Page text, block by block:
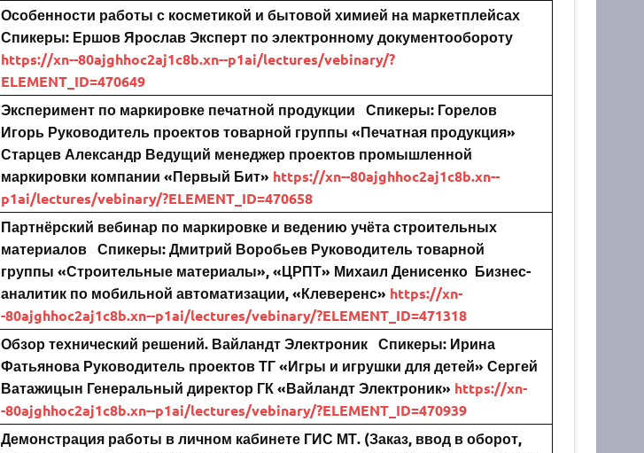
Особенности работы с косметикой и бытовой химией на маркетплейсах
Спикеры: Ершов Ярослав Эксперт по электронному документообороту
https://xn--80ajghhoc2aj1c8b.xn--p1ai/lectures/vebinary/?
ELEMENT_ID=470649
Эксперимент по маркировке печатной продукции Спикеры: Горелов
Игорь Руководитель проектов товарной группы «Печатная продукция»
Старцев Александр Ведущий менеджер проектов промышленной
маркировки компании «Первый Бит» https://xn--80ajghhoc2aj1c8b.xn--
p1ai/lectures/vebinary/?ELEMENT_ID=470658
Партнёрский вебинар по маркировке и ведению учёта строительных
материалов Спикеры: Дмитрий Воробьев Руководитель товарной
группы «Строительные материалы», «ЦРПТ» Михаил Денисенко Бизнес-
аналитик по мобильной автоматизации, «Клеверенс» https://xn-
-80ajghhoc2aj1c8b.xn--p1ai/lectures/vebinary/?ELEMENT_ID=471318
Обзор технический решений. Вайландт Электроник Спикеры: Ирина
Фатьянова Руководитель проектов ТГ «Игры и игрушки для детей» Сергей
Ватажицын Генеральный директор ГК «Вайландт Электроник» https://xn-
-80ajghhoc2aj1c8b.xn--p1ai/lectures/vebinary/?ELEMENT_ID=470939
Демонстрация работы в личном кабинете ГИС МТ. (Заказ, ввод в оборот,